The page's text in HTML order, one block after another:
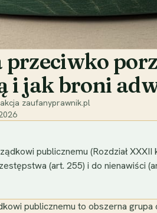
przeciwko
i jak broni
zaufanyprawnik.pl
publicznemu (Rozdział
(art. 255) i do nienawiści
publicznemu to obszerna